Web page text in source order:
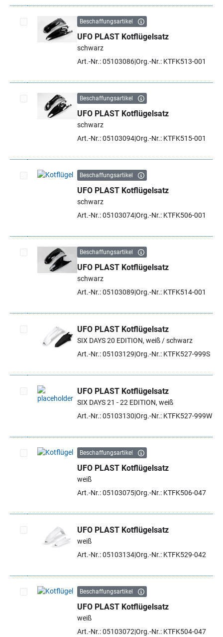
Artikel auswählen
Beschaffungsartikel
UFO PLAST Kotflügelsatz
schwarz
Art.-Nr.: 05103086Org.-Nr.: KTFK513-001
Artikel auswählen
Beschaffungsartikel
UFO PLAST Kotflügelsatz
schwarz
Art.-Nr.: 05103094Org.-Nr.: KTFK515-001
Artikel auswählen
Beschaffungsartikel
UFO PLAST Kotflügelsatz
schwarz
Art.-Nr.: 05103074Org.-Nr.: KTFK506-001
Artikel auswählen
Beschaffungsartikel
UFO PLAST Kotflügelsatz
schwarz
Art.-Nr.: 05103089 Org.-Nr.: KTFK514-001
Artikel auswählen
UFO PLAST Kotflügelsatz
SIX DAYS 20 EDITION, weiß / schwarz
Art.-Nr.: 05103129 Org.-Nr.: KTFK527-999S
Artikel auswählen
UFO PLAST Kotflügelsatz
SIX DAYS 21 - 22 EDITION, weiß
Art.-Nr.: 05103130 Org.-Nr.: KTFK527-999W
Artikel auswählen
Beschaffungsartikel
UFO PLAST Kotflügelsatz
weiß
Art.-Nr.: 05103075Org.-Nr.: KTFK506-047
Artikel auswählen
UFO PLAST Kotflügelsatz
weiß
Art.-Nr.: 05103134Org.-Nr.: KTFK529-042
Artikel auswählen
Beschaffungsartikel
UFO PLAST Kotflügelsatz
weiß
Art.-Nr.: 05103072 Org.-Nr.: KTFK504-047